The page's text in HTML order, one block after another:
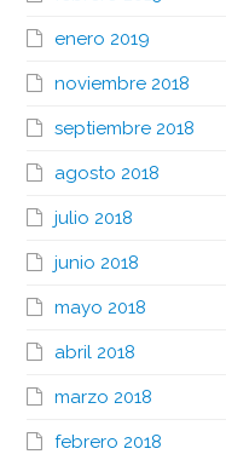
enero 2019
noviembre 2018
septiembre 2018
agosto 2018
julio 2018
junio 2018
mayo 2018
abril 2018
marzo 2018
febrero 2018